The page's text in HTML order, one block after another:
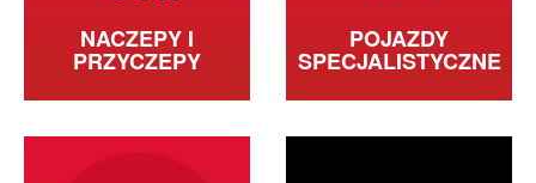
NACZEPY I
PRZYCZEPY
POJAZDY
SPECJALISTYCZNE